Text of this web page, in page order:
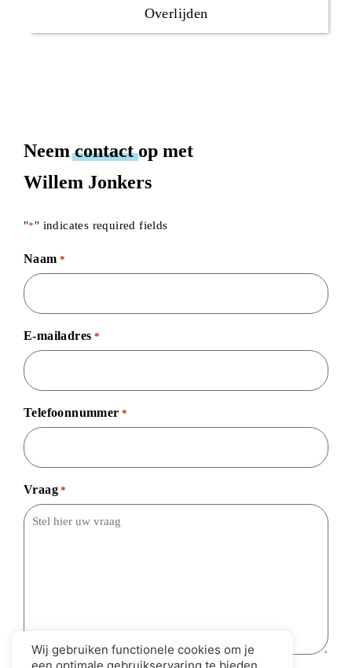
Overlijden
Neemcontactop met
Willem Jonkers
"* " indicates required fields
Naam *
E-mailadres *
Telefoonnummer *
Vraag *
Wij gebruiken functionele cookies om je